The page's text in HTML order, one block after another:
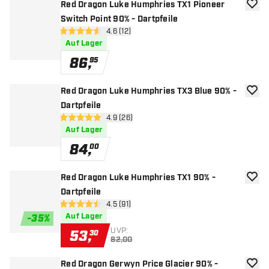
Red Dragon Luke Humphries TX1 Pioneer
Switch Point 90% - Dartpfeile
Bewertungsbereich öffnen
4.6 Bewertungssterne
4.6 (12)
Auf Lager
86,95
Zur
Red Dragon Luke Humphries TX3 Blue 90% -
Dartpfeile
Bewertungsbereich öffnen
4.9 Bewertungssterne
4.9 (26)
Auf Lager
84,00
Zur
-35%
Red Dragon Luke Humphries TX1 90% -
Dartpfeile
Bewertungsbereich öffnen
4.5 Bewertungssterne
4.5 (91)
Auf Lager
53,30 UVP:
82,00
Zur
Red Dragon Gerwyn Price Glacier 90% -